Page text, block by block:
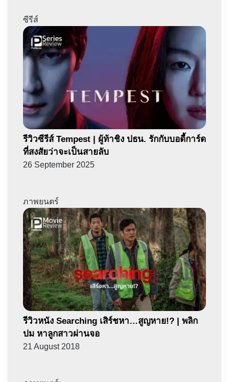
ซีรีส์
รีวิวซีรีส์ Tempest | ผู้ท้าชิง ปธน. รักกับบอดี้การ์ด
ที่สงสัยว่าจะเป็นสายลับ
26 September 2025
ภาพยนตร์
รีวิวหนัง Searching เสิร์ชหา…สูญหาย!? | พลิก
ปม หาลูกสาวผ่านจอ
21 August 2018